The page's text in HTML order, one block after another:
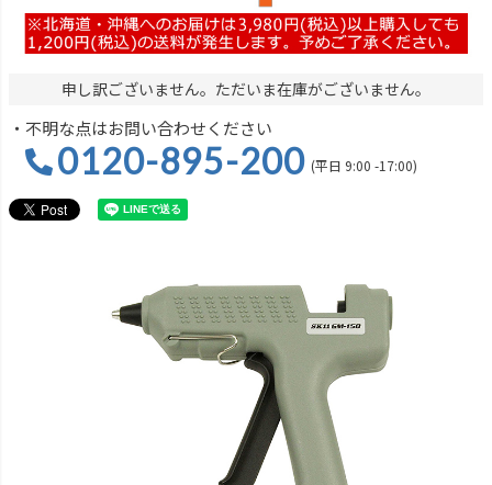
申し訳ございません。ただいま在庫がございません。
・不明な点はお問い合わせください
0120-895-200 (平日 9:00 -17:00)